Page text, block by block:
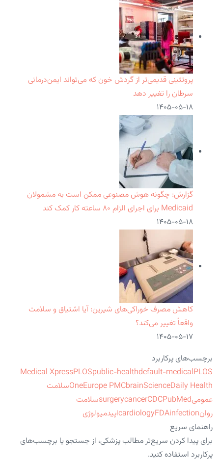
پروتئینی قدیمی‌تر از گردش خون که می‌تواند ایمن‌درمانی
سرطان را تغییر دهد
۱۴۰۵-۰۵-۱۸
گزارش: چگونه هوش مصنوعی ممکن است به مشمولان
Medicaid برای اجرای الزام ۸۰ ساعته کار کمک کند
۱۴۰۵-۰۵-۱۸
کاهش مصرف خوراکی‌های شیرین: آیا اشتیاق و سلامت
واقعاً تغییر می‌کند؟
۱۴۰۵-۰۵-۱۷
برچسب‌های پرکاربرد
Medical XpressPLOSpublic-healthdefault-medicalPLOS
OneEurope PMCbrainScienceDaily Health
سلامت
عمومی
surgerycancerCDCPubMed
سلامت
روان
cardiologyFDAinfection
اپیدمیولوژی
راهنمای سریع
برای پیدا کردن سریع‌تر مطالب پزشکی، از جستجو یا برچسب‌های
پرکاربرد استفاده کنید.